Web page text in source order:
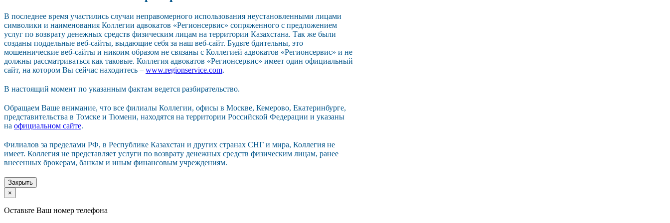
В последнее время участились случаи неправомерного использования неустановленными лицами
символики и наименования Коллегии адвокатов «Регионсервис» сопряженного с предложением
услуг по возврату денежных средств физическим лицам на территории Казахстана. Так же были
созданы поддельные веб-сайты, выдающие себя за наш веб-сайт. Будьте бдительны, это
мошеннические веб-сайты и никоим образом не связаны с Коллегией адвокатов «Регионсервис» и не
должны рассматриваться как таковые. Коллегия адвокатов «Регионсервис» имеет один официальный
сайт, на котором Вы сейчас находитесь – www.regionservice.com.
В настоящий момент по указанным фактам ведется разбирательство.
Обращаем Ваше внимание, что все филиалы Коллегии, офисы в Москве, Кемерово, Екатеринбурге,
представительства в Томске и Тюмени, находятся на территории Российской Федерации и указаны
на официальном сайте.
Филиалов за пределами РФ, в Республике Казахстан и других странах СНГ и мира, Коллегия не
имеет. Коллегия не представляет услуги по возврату денежных средств физическим лицам, ранее
внесенных брокерам, банкам и иным финансовым учреждениям.
Закрыть
×
Оставьте Ваш номер телефона